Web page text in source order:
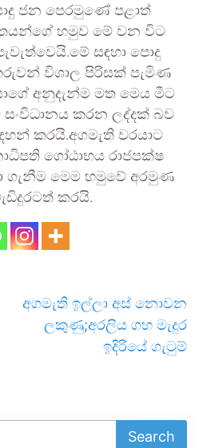
ජන පෙරමුණේ පළාත්
හමුව මේ වන විට
සඳහා පොදු
විශාල පිරිසක් පැමිණ
අනුදැන්ම මත මෙය මීට
කරන ලද්දක් බව
කරයි.අගමැති වරයාට
ගෝඨාභය රාජපක්ෂ
ගැනීම මෙම හමුවේ අරමුණ
කරයි.
අගමැති ඉල්ලා අස් නොවන
ලකුණු;අරලිය ගහ මැදුර
ඉදිරියේ ගැටුම්